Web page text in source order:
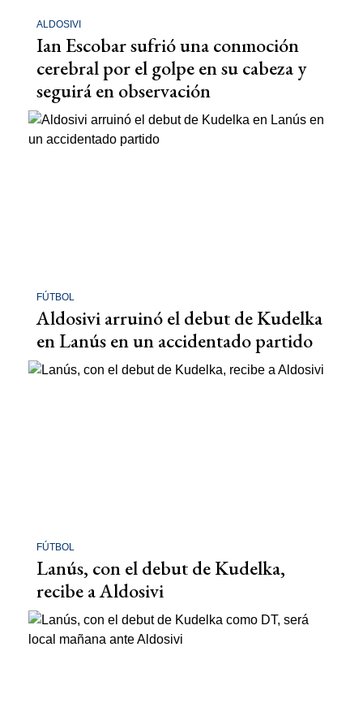
ALDOSIVI
Ian Escobar sufrió una conmoción
cerebral por el golpe en su cabeza y
seguirá en observación
FÚTBOL
Aldosivi arruinó el debut de Kudelka
en Lanús en un accidentado partido
FÚTBOL
Lanús, con el debut de Kudelka,
recibe a Aldosivi